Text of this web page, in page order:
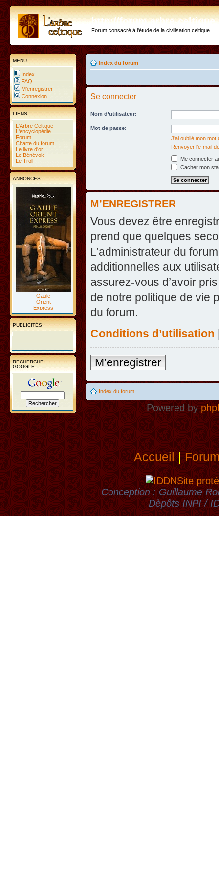
http://forum.arbre-
Forum consacré à l'étude de la civilisation celtique
MENU
Index
FAQ
M’enregistrer
Connexion
LIENS
L'Arbre Celtique
L'encyclopédie
Forum
Charte du forum
Le livre d'or
Le Bénévole
Le Troll
ANNONCES
Gaule
Orient
Express
PUBLICITÉS
RECHERCHE
GOOGLE
Index du forum
Se connecter
Nom d’utilisateur:
Mot de passe:
J’ai oublié mon mot
Renvoyer l’e-mail
Me connecter
Cacher mon
M’ENREGISTRER
Vous devez être
prend que quelques
L’administrateur du
additionnelles aux
assurez-vous d’avoir
de notre politique de vie
du forum.
Conditions d’utilisation
M’enregistrer
Index du forum
Powered by
Accueil|
Site
Conception : Guillaume
Dèpôts INPI /